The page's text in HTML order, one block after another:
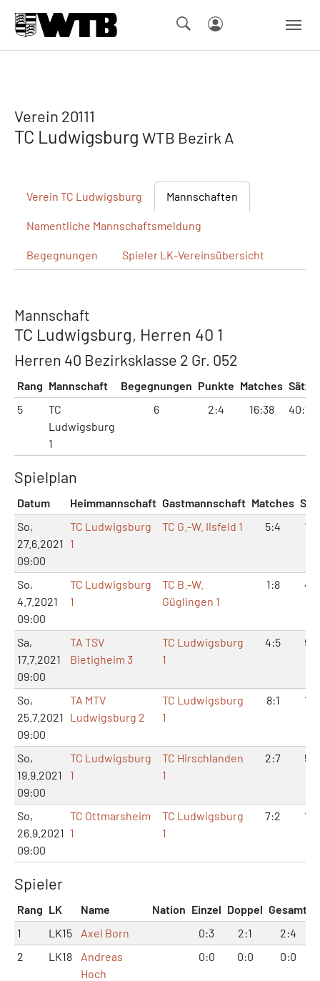
Verein 20111
TC Ludwigsburg WTB Bezirk A
Verein TC Ludwigsburg Mannschaften
Namentliche Mannschaftsmeldung
Begegnungen Spieler LK-Vereinsübersicht
Mannschaft
TC Ludwigsburg, Herren 40 1
Herren 40 Bezirksklasse 2 Gr. 052
Rang Mannschaft Begegnungen Punkte Matches Sätze
5
TC
Ludwigsburg
1
6 2:4 16:38 40:78
Spielplan
Datum Heimmannschaft Gastmannschaft Matches
So,
27.6.2021
09:00
TC Ludwigsburg
1
TC G.-W. Ilsfeld 1 5:4
So,
4.7.2021
09:00
TC Ludwigsburg
1
TC B.-W.
Güglingen 1
1:8
Sa,
17.7.2021
09:00
TA TSV
Bietigheim 3
TC Ludwigsburg
1
4:5
So,
25.7.2021
09:00
TA MTV
Ludwigsburg 2
TC Ludwigsburg
1
8:1
So,
19.9.2021
09:00
TC Ludwigsburg
1
TC Hirschlanden
1
2:7
So,
26.9.2021
09:00
TC Ottmarsheim
1
TC Ludwigsburg
1
7:2
Spieler
Rang LK Name Nation Einzel Doppel Gesamt
1
LK15 Axel Born 0:3 2:1
2:4
2
LK18
Andreas
Hoch
0:0 0:0 0:0